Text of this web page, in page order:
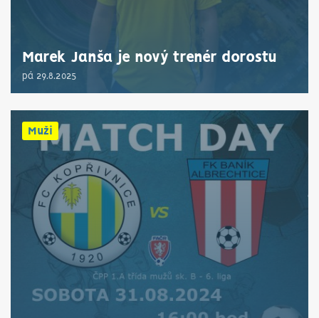
Marek Janša je nový trenér dorostu
pá 29.8.2025
Muži